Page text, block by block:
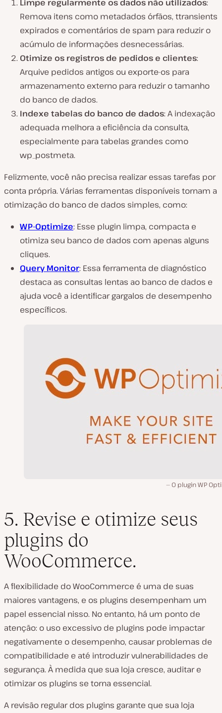
Limpe regularmente os dados não utilizados:
Remova itens como metadados órfãos, ttransients
expirados e comentários de spam para reduzir o
acúmulo de informações desnecessárias.
Otimize os registros de pedidos e clientes:
Arquive pedidos antigos ou exporte-os para
armazenamento externo para reduzir o tamanho
do banco de dados.
Indexe tabelas do banco de dados: A indexação
adequada melhora a eficiência da consulta,
especialmente para tabelas grandes como
wp_postmeta.
Felizmente, você não precisa realizar essas tarefas por
conta própria. Várias ferramentas disponíveis tornam a
otimização do banco de dados simples, como:
WP-Optimize: Esse plugin limpa, compacta e
otimiza seu banco de dados com apenas alguns
cliques.
Query Monitor: Essa ferramenta de diagnóstico
destaca as consultas lentas ao banco de dados e
ajuda você a identificar gargalos de desempenho
específicos.
O plugin WP
5. Revise e otimize seus
plugins do
WooCommerce.
A flexibilidade do WooCommerce é uma de suas
maiores vantagens, e os plugins desempenham um
papel essencial nisso. No entanto, há um ponto de
atenção: o uso excessivo de plugins pode impactar
negativamente o desempenho, causar problemas de
compatibilidade e até introduzir vulnerabilidades de
segurança. À medida que sua loja cresce, auditar e
otimizar os plugins se torna essencial.
A revisão regular dos plugins garante que sua loja